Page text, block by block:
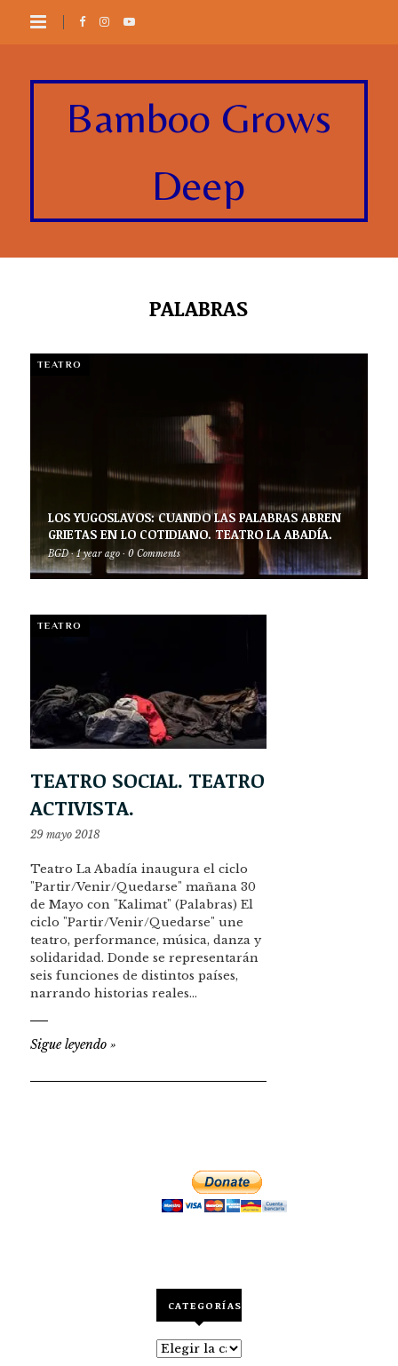
Bamboo Grows
Deep
PALABRAS
TEATRO
LOS YUGOSLAVOS: CUANDO LAS PALABRAS ABREN
GRIETAS EN LO COTIDIANO. TEATRO LA ABADÍA.
BGD · 1 year ago · 0 Comments
TEATRO
TEATRO SOCIAL. TEATRO
ACTIVISTA.
29 mayo 2018
Teatro La Abadía inaugura el ciclo
"Partir/Venir/Quedarse" mañana 30
de Mayo con "Kalimat" (Palabras) El
ciclo "Partir/Venir/Quedarse" une
teatro, performance, música, danza y
solidaridad. Donde se representarán
seis funciones de distintos países,
narrando historias reales…
Sigue leyendo »
CATEGORÍAS
Categorías